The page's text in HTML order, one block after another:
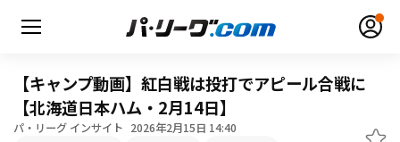
【キャンプ動画】紅白戦は投打でアピール合戦に
【北海道日本ハム・2月14日】
パ・リーグ インサイト 2026年2月15日 14:40